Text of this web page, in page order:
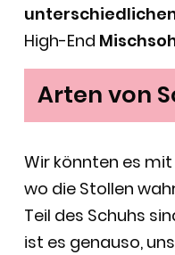
High-End
Arten von
Wir könnten es
wo die Stollen
Teil des Schuhs
ist es genauso,